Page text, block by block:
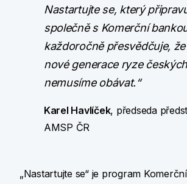
Nastartujte se, který
společně s Komerční
každoročně přesvědčuje,
nové generace ryze
nemusíme obávat.“
Karel Havlíček, předseda
AMSP ČR
„Nastartujte se“ je program